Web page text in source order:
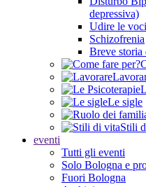
depressiva)
Udire le voci
Schizofrenia
Breve storia
Le sigle
Stili
eventi
Tutti gli eventi
Solo Bologna e
Fuori Bologna